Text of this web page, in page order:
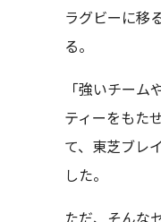
ラグビーに移
る。
「強いチー
ティーをもた
て、東芝ブレ
した。
ただ、そんな